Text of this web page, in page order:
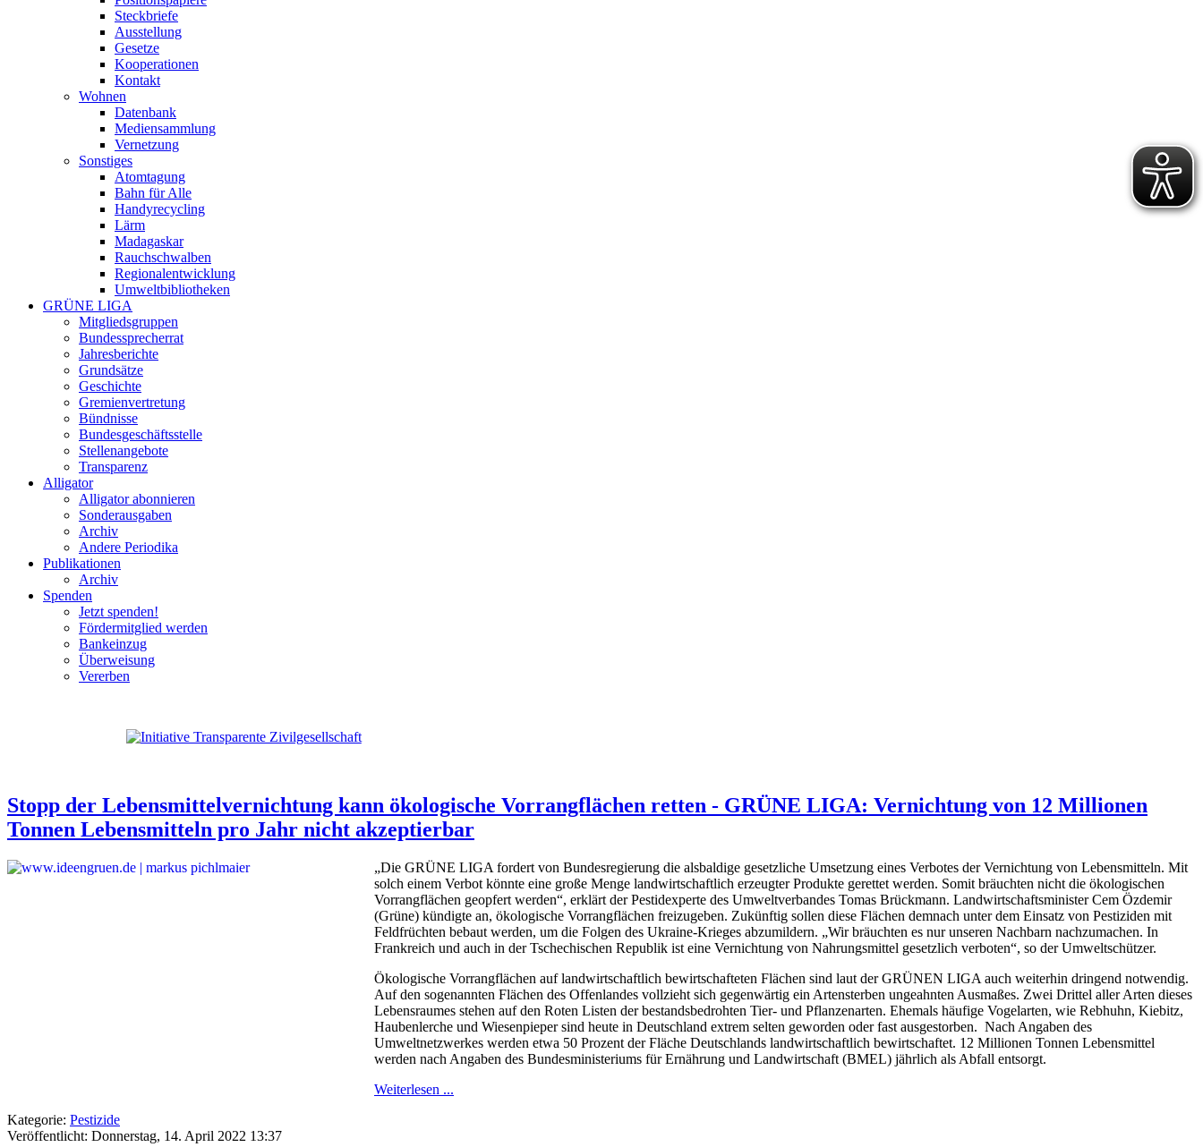
Steckbriefe
Ausstellung
Gesetze
Kooperationen
Kontakt
Wohnen
Datenbank
Mediensammlung
Vernetzung
Sonstiges
Atomtagung
Bahn für Alle
Handyrecycling
Lärm
Madagaskar
Rauchschwalben
Regionalentwicklung
Umweltbibliotheken
GRÜNE LIGA
Mitgliedsgruppen
Bundessprecherrat
Jahresberichte
Grundsätze
Geschichte
Gremienvertretung
Bündnisse
Bundesgeschäftsstelle
Stellenangebote
Transparenz
Alligator
Alligator abonnieren
Sonderausgaben
Archiv
Andere Periodika
Publikationen
Archiv
Spenden
Jetzt spenden!
Fördermitglied werden
Bankeinzug
Überweisung
Vererben
Stopp der Lebensmittelvernichtung kann ökologische Vorrangflächen retten - GRÜNE LIGA: Vernichtung von 12 Millionen
Tonnen Lebensmitteln pro Jahr nicht akzeptierbar
„Die GRÜNE LIGA fordert von Bundesregierung die alsbaldige gesetzliche Umsetzung eines Verbotes der Vernichtung von Lebensmitteln. Mit
solch einem Verbot könnte eine große Menge landwirtschaftlich erzeugter Produkte gerettet werden. Somit bräuchten nicht die ökologischen
Vorrangflächen geopfert werden“, erklärt der Pestidexperte des Umweltverbandes Tomas Brückmann. Landwirtschaftsminister Cem Özdemir
(Grüne) kündigte an, ökologische Vorrangflächen freizugeben. Zukünftig sollen diese Flächen demnach unter dem Einsatz von Pestiziden mit
Feldfrüchten bebaut werden, um die Folgen des Ukraine-Krieges abzumildern. „Wir bräuchten es nur unseren Nachbarn nachzumachen. In
Frankreich und auch in der Tschechischen Republik ist eine Vernichtung von Nahrungsmittel gesetzlich verboten“, so der Umweltschützer.
Ökologische Vorrangflächen auf landwirtschaftlich bewirtschafteten Flächen sind laut der GRÜNEN LIGA auch weiterhin dringend notwendig.
Auf den sogenannten Flächen des Offenlandes vollzieht sich gegenwärtig ein Artensterben ungeahnten Ausmaßes. Zwei Drittel aller Arten dieses
Lebensraumes stehen auf den Roten Listen der bestandsbedrohten Tier- und Pflanzenarten. Ehemals häufige Vogelarten, wie Rebhuhn, Kiebitz,
Haubenlerche und Wiesenpieper sind heute in Deutschland extrem selten geworden oder fast ausgestorben. Nach Angaben des
Umweltnetzwerkes werden etwa 50 Prozent der Fläche Deutschlands landwirtschaftlich bewirtschaftet. 12 Millionen Tonnen Lebensmittel
werden nach Angaben des Bundesministeriums für Ernährung und Landwirtschaft (BMEL) jährlich als Abfall entsorgt.
Weiterlesen ...
Kategorie: Pestizide
Veröffentlicht: Donnerstag, 14. April 2022 13:37